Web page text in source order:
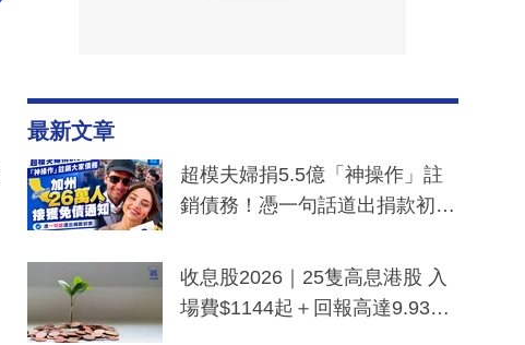
最新文章
超模夫婦捐5.5億「神操作」註
銷債務！憑一句話道出捐款初
一度被誤當詐騙手段
收息股2026｜25隻高息港股 入
場費$1144起＋回報高達9.93